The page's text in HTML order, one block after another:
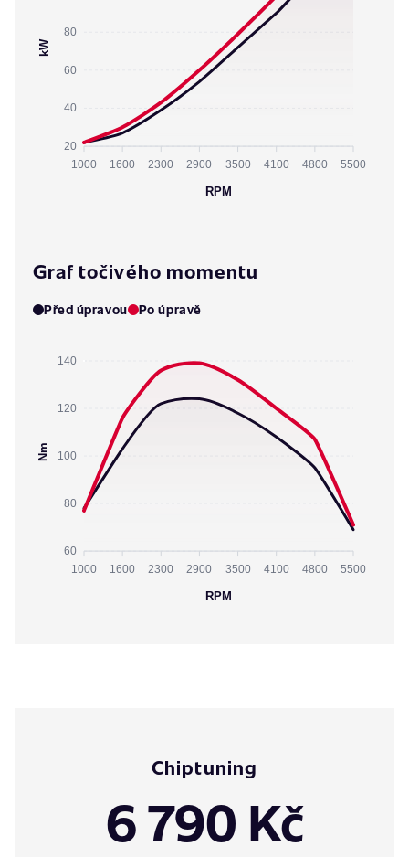
80
60
40
20
kW
1000 1600 2300 2900 3500 4100 4800 5500
RPM
Graf točivého momentu
Před úpravou Po úpravě
140
120
100
80
60
Nm
1000 1600 2300 2900 3500 4100 4800 5500
RPM
Chiptuning
6 790 Kč